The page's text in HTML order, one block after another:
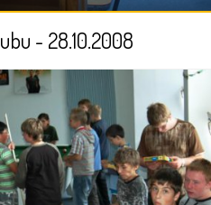
- 28.10.2008